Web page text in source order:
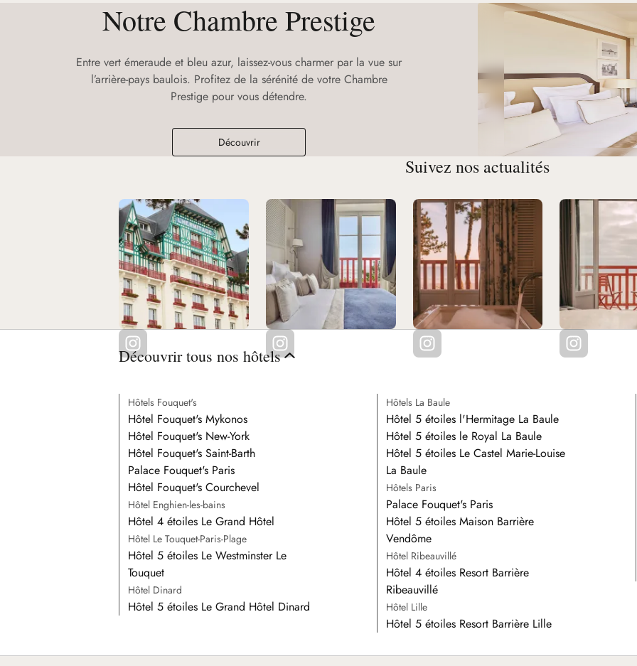
Notre Chambre Prestige
Entre vert émeraude et bleu azur, laissez-vous charmer par la vue sur
l’arrière-pays baulois. Profitez de la sérénité de votre Chambre
Prestige pour vous détendre.
Découvrir
Suivez nos actualités
Découvrir tous nos hôtels
Hôtels Fouquet's
Hôtel Fouquet's Mykonos
Hôtel Fouquet's New-York
Hôtel Fouquet's Saint-Barth
Palace Fouquet's Paris
Hôtel Fouquet's Courchevel
Hôtel Enghien-les-bains
Hôtel 4 étoiles Le Grand Hôtel
Hôtel Le Touquet-Paris-Plage
Hôtel 5 étoiles Le Westminster Le
Touquet
Hôtel Dinard
Hôtel 5 étoiles Le Grand Hôtel Dinard
Hôtels La Baule
Hôtel 5 étoiles l'Hermitage La Baule
Hôtel 5 étoiles le Royal La Baule
Hôtel 5 étoiles Le Castel Marie-Louise
La Baule
Hôtels Paris
Palace Fouquet's Paris
Hôtel 5 étoiles Maison Barrière
Vendôme
Hôtel Ribeauvillé
Hôtel 4 étoiles Resort Barrière
Ribeauvillé
Hôtel Lille
Hôtel 5 étoiles Resort Barrière Lille